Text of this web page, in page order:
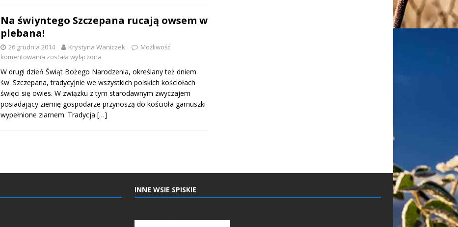
Na świyntego Szczepana rucają owsem w
plebana!
26 grudnia 2014 Krystyna Waniczek
Możliwość
komentowania została wyłączona
W drugi dzień Świąt Bożego Narodzenia, określany też dniem
św. Szczepana, tradycyjnie we wszystkich polskich kościołach
święci się owies. W związku z tym starodawnym zwyczajem
posiadający ziemię gospodarze przynoszą do kościoła garnuszki
wypełnione ziarnem. Tradycja […]
INNE WSIE SPISKIE